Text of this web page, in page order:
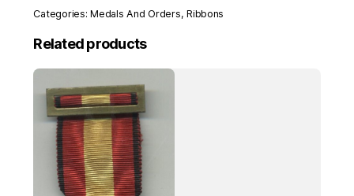
Hospital
Alfonso
Carlos
quantity
Categories:Medals And Orders,Ribbons
Related products